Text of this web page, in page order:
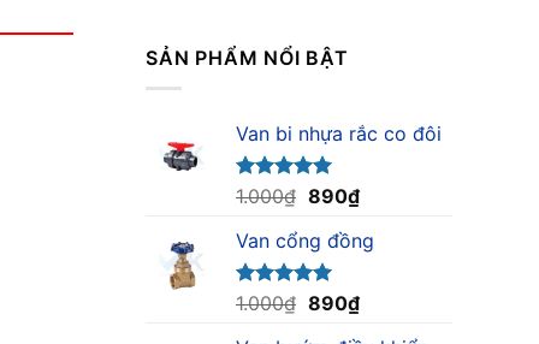
SẢN PHẨM NỔI BẬT
Van bi nhựa rắc co đôi
Được xếp
5.00
5 sao
1.000₫ Giá
là:
1.000₫.
890₫Giá
tại
890₫.
Van cổng đồng
Được xếp
5.00
5 sao
1.000₫ Giá
890₫Giá